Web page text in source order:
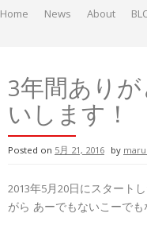
Home News About
3年間あり
いします！
Posted on 5月 21, 2016 by
2013年5月20日にスタート
がら あーでもないこーでも